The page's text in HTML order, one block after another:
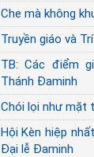
Che mà không
Truyền giáo và
TB: Các điểm
Thánh Đaminh
Chói lọi như mặt
Hội Kèn hiệp
Đại lễ Đaminh